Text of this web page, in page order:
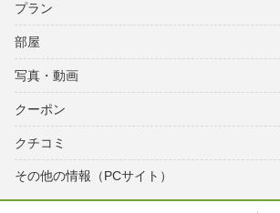
プラン
部屋
写真・動画
クーポン
クチコミ
その他の情報（PCサイト）